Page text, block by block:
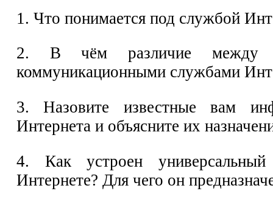
1. Что понимается под службой
2. В чём различие между
коммуникационными службами
3. Назовите известные вам
Интернета и объясните их
4. Как устроен
Интернете? Для чего он